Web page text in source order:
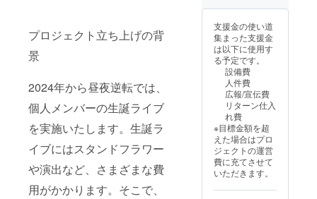
プロジェクト立ち上げの背
景
2024年から昼夜逆転では、
個人メンバーの生誕ライブ
を実施いたします。生誕ラ
イブにはスタンドフラワー
や演出など、さまざまな費
用がかかります。そこで、
ンディ
ング限
定グッ
ズ クラ
ウド
ファン
ディン
グご支
援者限
定の
グッズ
をご用
意させ
ていた
だきま
す。
グッズ
祭支援
てお名
前を掲
載させ
ていた
だきま
す。 備
考欄に
記載希
名前
（ニッ
クネー
ム可）
を記載
くださ
り旗に
イン入
れたも
のをご
自宅へ
郵送さ
せてい
ただき
ます。
ワース
タンド
への名
前掲載
当日会
場にあ
支援金の使い道
集まった支援金
は以下に使用す
る予定です。
設備費
人件費
広報/宣伝費
リターン仕入
れ費
※目標金額を超
えた場合はプロ
ジェクトの運営
費に充てさせて
いただきます。